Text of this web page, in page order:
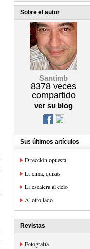
Sobre el autor
Santimb
8378 veces
compartido
ver su blog
Sus últimos artículos
Dirección opuesta
La cima, quizás
La escalera al cielo
Al otro lado
Revistas
Fotografía